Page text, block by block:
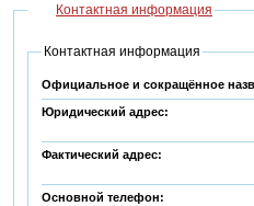
Контактная информация
Контактная информация
Официальное и сокращённое
Юридический адрес:
Фактический адрес:
Основной телефон: